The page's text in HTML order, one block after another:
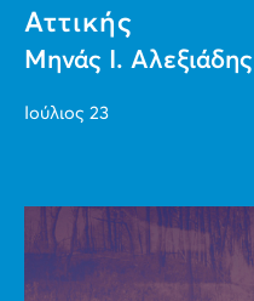
Αττικής
Μηνάς I. Αλεξιάδης
Ιούλιος 23